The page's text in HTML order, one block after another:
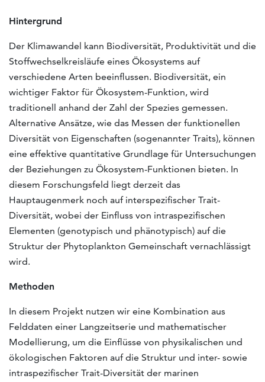
Hintergrund
Der Klimawandel kann Biodiversität, Produktivität und die
Stoffwechselkreisläufe eines Ökosystems auf
verschiedene Arten beeinflussen. Biodiversität, ein
wichtiger Faktor für Ökosystem-Funktion, wird
traditionell anhand der Zahl der Spezies gemessen.
Alternative Ansätze, wie das Messen der funktionellen
Diversität von Eigenschaften (sogenannter Traits), können
eine effektive quantitative Grundlage für Untersuchungen
der Beziehungen zu Ökosystem-Funktionen bieten. In
diesem Forschungsfeld liegt derzeit das
Hauptaugenmerk noch auf interspezifischer Trait-
Diversität, wobei der Einfluss von intraspezifischen
Elementen (genotypisch und phänotypisch) auf die
Struktur der Phytoplankton Gemeinschaft vernachlässigt
wird.
Methoden
In diesem Projekt nutzen wir eine Kombination aus
Felddaten einer Langzeitserie und mathematischer
Modellierung, um die Einflüsse von physikalischen und
ökologischen Faktoren auf die Struktur und inter- sowie
intraspezifischer Trait-Diversität der marinen